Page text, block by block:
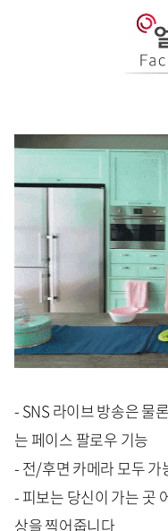
- SNS 라이브 방송은 물
는 페이스 팔로우 기능
- 전/후면 카메라 모두 가
- 피보는 당신이 가는 곳
상을 찍어줍니다